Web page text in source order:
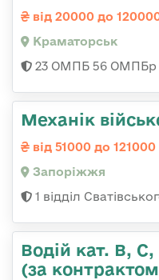
від 20000 до
Краматорськ
23 ОМПБ 56 ОМПБр
Механік
від 51000 до 121000
Запоріжжя
1 відділ
Водій кат. В, С,
(за